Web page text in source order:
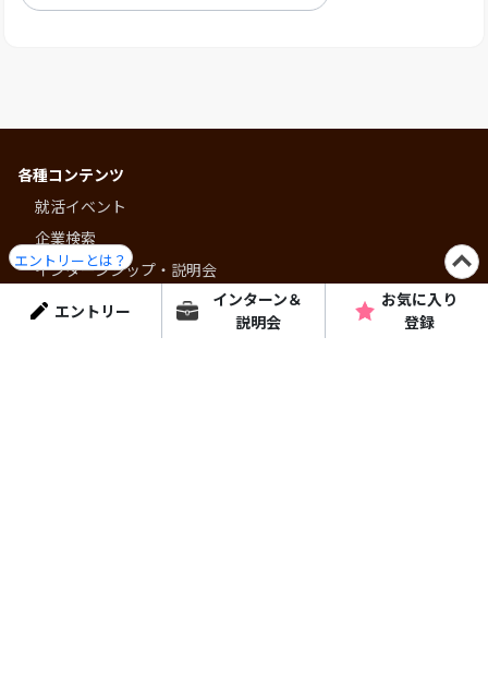
エントリー
エントリーとは？
インターン＆
説明会
お気に入り
登録
各種コンテンツ
就活イベント
企業検索
インターンシップ・説明会
就活プログラム